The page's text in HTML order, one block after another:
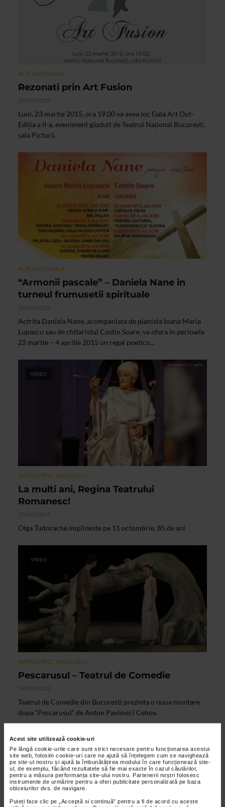
Acest site utilizează cookie-uri
Pe lângă cookie-urile care sunt strict necesare pentru funcționarea acestui
site web, folosim cookie-uri care ne ajută să înțelegem cum se navighează
pe site-ul nostru și ajută la îmbunătățirea modului în care funcționează site-
ul, de exemplu, făcând rezultatele să fie mai exacte în cazul căutărilor,
pentru a măsura performanța site-ului nostru. Partenerii noștri folosesc
instrumente de urmărire pentru a oferi publicitate personalizată pe baza
obiceiurilor dvs. de navigare.
Puteți face clic pe „Acceptă si continuă” pentru a fi de acord cu aceste
ALTE MATERIALE
Rezonati prin Art Fusion
20/03/2015
Luni, 23 martie 2015, ora 19.00 va avea loc Gala Art Out-
Ediția a II-a, eveniment găzduit de Teatrul Național București,
sala Pictură.
ALTE MATERIALE
“Armonii pascale” – Daniela Nane in
turneul frumusetii spirituale
24/02/2015
Actrita Daniela Nane, acompaniata de pianista Ioana Maria
Lupascu sau de chitaristul Costin Soare, va ofera in perioada
22 martie – 4 aprilie 2015 un regal poetico...
VIDEO
ARTELE SPECTACOLULUI
La multi ani, Regina Teatrului
Romanesc!
10/10/2014
Olga Tudorache implineste pe 11 octombrie, 85 de ani
VIDEO
ARTELE SPECTACOLULUI
Pescarusul – Teatrul de Comedie
24/05/2013
Teatrul de Comedie din Bucuresti prezinta o noua montare
dupa “Pescarusul” de Anton Pavlovici Cehov.